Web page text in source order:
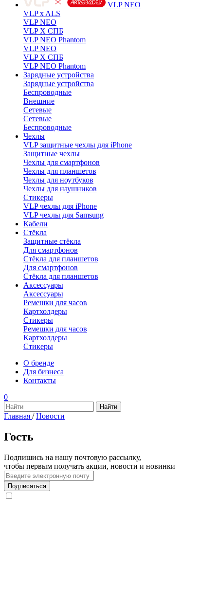
VLP NEO
VLP x ALS
VLP NEO
VLP X СПБ
VLP NEO Phantom
VLP NEO
VLP X СПБ
VLP NEO Phantom
Зарядные устройства
Зарядные устройства
Беспроводные
Внешние
Сетевые
Сетевые
Беспроводные
Чехлы
VLP защитные чехлы для iPhone
Защитные чехлы
Чехлы для смартфонов
Чехлы для планшетов
Чехлы для ноутбуков
Чехлы для наушников
Стикеры
VLP чехлы для iPhone
VLP чехлы для Samsung
Кабели
Стёкла
Защитные стёкла
Для смартфонов
Стёкла для планшетов
Для смартфонов
Стёкла для планшетов
Аксессуары
Аксессуары
Ремешки для часов
Картхолдеры
Стикеры
Ремешки для часов
Картхолдеры
Стикеры
О бренде
Для бизнеса
Контакты
0
Главная / Новости
Гость
Подпишись на нашу почтовую рассылку,
чтобы первым получать акции, новости и новинки
Подписаться